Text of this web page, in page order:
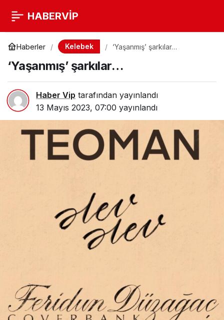
HABERVİP
Haberler Kelebek ‘Yaşanmış’ şarkılar…
‘Yaşanmış’ şarkılar…
Haber Vip tarafından yayınlandı
13 Mayıs 2023, 07:00 yayınlandı